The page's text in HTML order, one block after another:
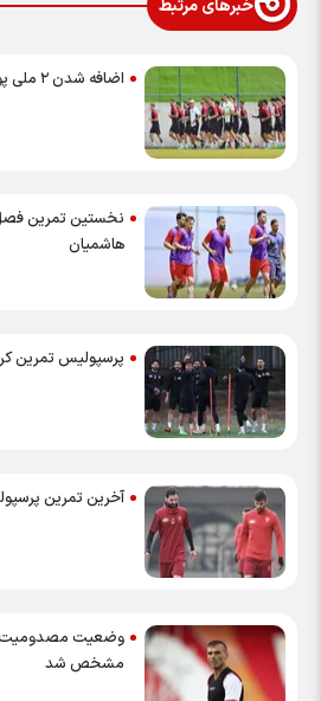
خبرهای مرتبط
اضافه شدن ۲ ملی پوش به تمرینات پرسپولیس
نخستین تمرین فصل
هاشمیان
پرسپولیس تمرین کرد
آخرین تمرین
وضعیت مصدومیت
مشخص شد